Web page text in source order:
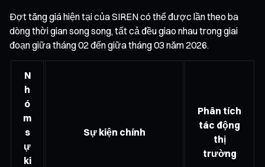
Đợt tăng giá hiện tại của SIREN có thể được lần theo ba
dòng thời gian song song, tất cả đều giao nhau trong giai
đoạn giữa tháng 02 đến giữa tháng 03 năm 2026.
N
h
ó
m
s
ự
ki
Sự kiện chính
Phân tích
tác động
thị
trường